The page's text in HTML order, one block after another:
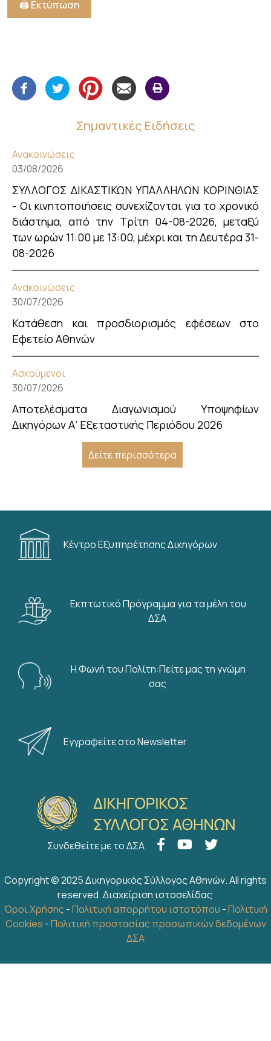
Σημαντικές Ειδήσεις
Ανακοινώσεις
03/08/2026
ΣΥΛΛΟΓΟΣ ΔΙΚΑΣΤΙΚΩΝ ΥΠΑΛΛΗΛΩΝ ΚΟΡΙΝΘΙΑΣ
- Οι κινητοποιήσεις συνεχίζονται για το χρονικό
διάστημα, από την Τρίτη 04-08-2026, μεταξύ
των ωρών 11:00 με 13:00, μέχρι και τη Δευτέρα 31-
08-2026
Ανακοινώσεις
30/07/2026
Κατάθεση και προσδιορισμός εφέσεων στο
Εφετείο Αθηνών
Ασκούμενοι
30/07/2026
Αποτελέσματα Διαγωνισμού Υποψηφίων
Δικηγόρων Α’ Εξεταστικής Περιόδου 2026
Δείτε περισσότερα
🖨️ Εκτύπωση
Κέντρο Εξυπηρέτησης Δικηγόρων
Εκπτωτικό Πρόγραμμα για τα μέλη του
ΔΣΑ
Η Φωνή του Πολίτη:Πείτε μας τη γνώμη
σας
Εγγραφείτε στο Newsletter
Συνδεθείτε με το ΔΣΑ
Copyright © 2025 Δικηγορικός Σύλλογος Αθηνών. All rights
reserved.Διαχείριση ιστοσελίδας
Όροι Χρήσης -Πολιτική απορρήτου ιστοτόπου -Πολιτική
Cookies -Πολιτική προστασίας προσωπικών δεδομένων
ΔΣΑ